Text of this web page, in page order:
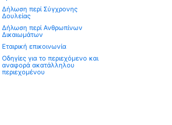
Δήλωση περί Σύγχρονης
Δουλείας
Δήλωση περί Ανθρωπίνων
Δικαιωμάτων
Εταιρική επικοινωνία
Οδηγίες για το περιεχόμενο και
αναφορά ακατάλληλου
περιεχομένου